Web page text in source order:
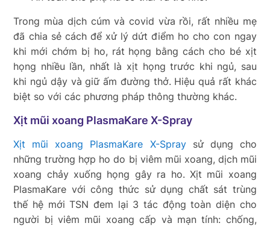
Trong mùa dịch cúm và covid vừa rồi, rất nhiều mẹ
đã chia sẻ cách để xử lý dứt điểm ho cho con ngay
khi mới chớm bị ho, rát họng bằng cách cho bé xịt
họng nhiều lần, nhất là xịt họng trước khi ngủ, sau
khi ngủ dậy và giữ ấm đường thở. Hiệu quả rất khác
biệt so với các phương pháp thông thường khác.
Xịt mũi xoang PlasmaKare X-Spray
Xịt mũi xoang PlasmaKare X-Spraysử dụng cho
những trường hợp ho do bị viêm mũi xoang, dịch mũi
xoang chảy xuống họng gây ra ho. Xịt mũi xoang
PlasmaKare với công thức sử dụng chất sát trùng
thế hệ mới TSN đem lại 3 tác động toàn diện cho
người bị viêm mũi xoang cấp và mạn tính: chống,